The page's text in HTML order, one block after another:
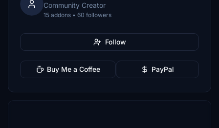
Community Creator
15 addons • 60 followers
Follow
Buy Me a Coffee PayPal